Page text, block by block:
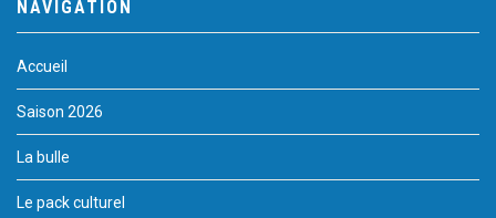
NAVIGATION
Accueil
Saison 2026
La bulle
Le pack culturel